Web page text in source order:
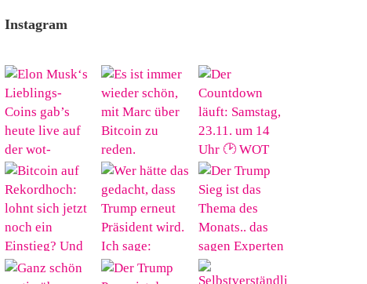
Instagram